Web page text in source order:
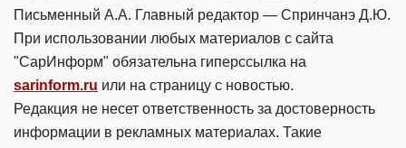
Письменный А.А. Главный редактор — Спринчанэ Д.Ю.
При использовании любых материалов с сайта
"СарИнформ" обязательна гиперссылка на
sarinform.ru или на страницу с новостью.
Редакция не несет ответственность за достоверность
информации в рекламных материалах. Такие